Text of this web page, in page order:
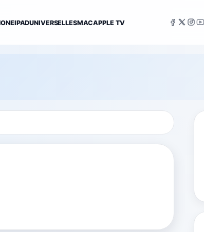
IPADUNIVERSELLESMACAPPLE TV